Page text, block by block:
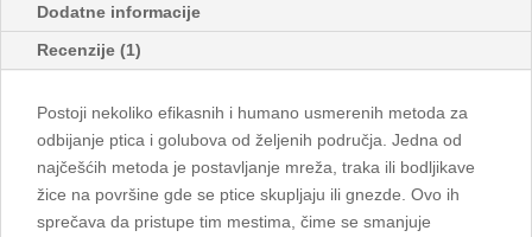
Dodatne informacije
Recenzije (1)
Postoji nekoliko efikasnih i humano usmerenih metoda za
odbijanje ptica i golubova od željenih područja. Jedna od
najčešćih metoda je postavljanje mreža, traka ili bodljikave
žice na površine gde se ptice skupljaju ili gnezde. Ovo ih
sprečava da pristupe tim mestima, čime se smanjuje